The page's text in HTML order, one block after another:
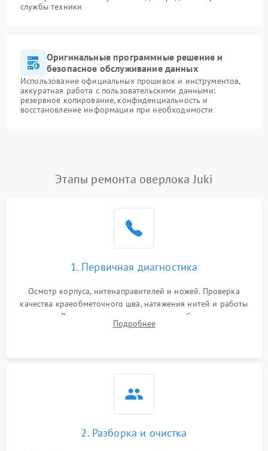
службы техники
Оригинальные программные решение и
безопасное обслуживание данных
Использование официальных прошивок и инструментов,
аккуратная работа с пользовательскими данными:
резервное копирование, конфиденциальность и
восстановление информации при необходимости
Этапы ремонта оверлока Juki
1. Первичная диагностика
Осмотр корпуса, нитенаправителей и ножей. Проверка
качества краеобметочного шва, натяжения нитей и работы
педали. Выявление пропусков стежков, обрывов нити,
заклинивания или тупого среза ткани на тестовом образце.
Подробнее
2. Разборка и очистка